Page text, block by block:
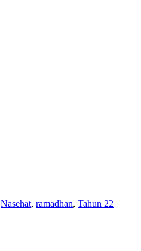
Nasehat, ramadhan, Tahun 22